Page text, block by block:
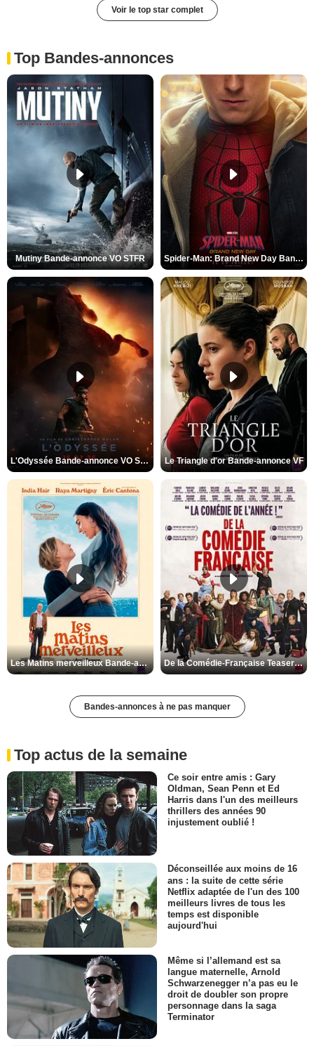
Voir le top star complet
Top Bandes-annonces
Mutiny Bande-annonce VO STFR Spider-Man: Brand New Day Bande-annonce VO STFR
L'Odyssée Bande-annonce VO STFR Le Triangle d'or Bande-annonce VF
Les Matins merveilleux Bande-annonce VF De la Comédie-Française Teaser VF
Bandes-annonces à ne pas manquer
Top actus de la semaine
Ce soir entre amis : Gary
Oldman, Sean Penn et Ed
Harris dans l'un des meilleurs
thrillers des années 90
injustement oublié !
Déconseillée aux moins de 16
ans : la suite de cette série
Netflix adaptée de l'un des 100
meilleurs livres de tous les
temps est disponible
aujourd'hui
Même si l’allemand est sa
langue maternelle, Arnold
Schwarzenegger n’a pas eu le
droit de doubler son propre
personnage dans la saga
Terminator